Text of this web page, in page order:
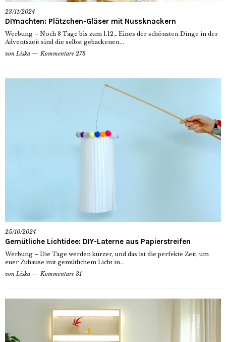
23/11/2024
DIYnachten: Plätzchen-Gläser mit Nussknackern
Werbung – Noch 8 Tage bis zum 1.12… Eines der schönsten Dinge in der
Adventszeit sind die selbst gebackenen...
von Liska Kommentare 273
25/10/2024
Gemütliche Lichtidee: DIY-Laterne aus Papierstreifen
Werbung – Die Tage werden kürzer, und das ist die perfekte Zeit, um
euer Zuhause mit gemütlichem Licht in...
von Liska Kommentare 31